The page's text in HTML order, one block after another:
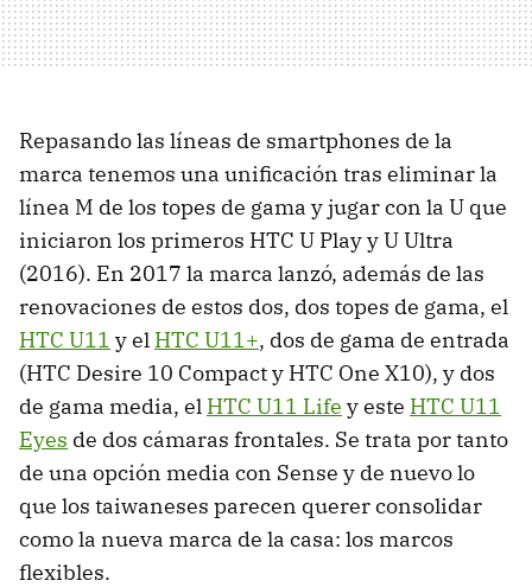
Repasando las líneas de smartphones de la
marca tenemos una unificación tras eliminar la
línea M de los topes de gama y jugar con la U que
iniciaron los primeros HTC U Play y U Ultra
(2016). En 2017 la marca lanzó, además de las
renovaciones de estos dos, dos topes de gama, el
HTC U11 y el HTC U11+, dos de gama de entrada
(HTC Desire 10 Compact y HTC One X10), y dos
de gama media, el HTC U11 Life y este HTC U11
Eyes de dos cámaras frontales. Se trata por tanto
de una opción media con Sense y de nuevo lo
que los taiwaneses parecen querer consolidar
como la nueva marca de la casa: los marcos
flexibles.